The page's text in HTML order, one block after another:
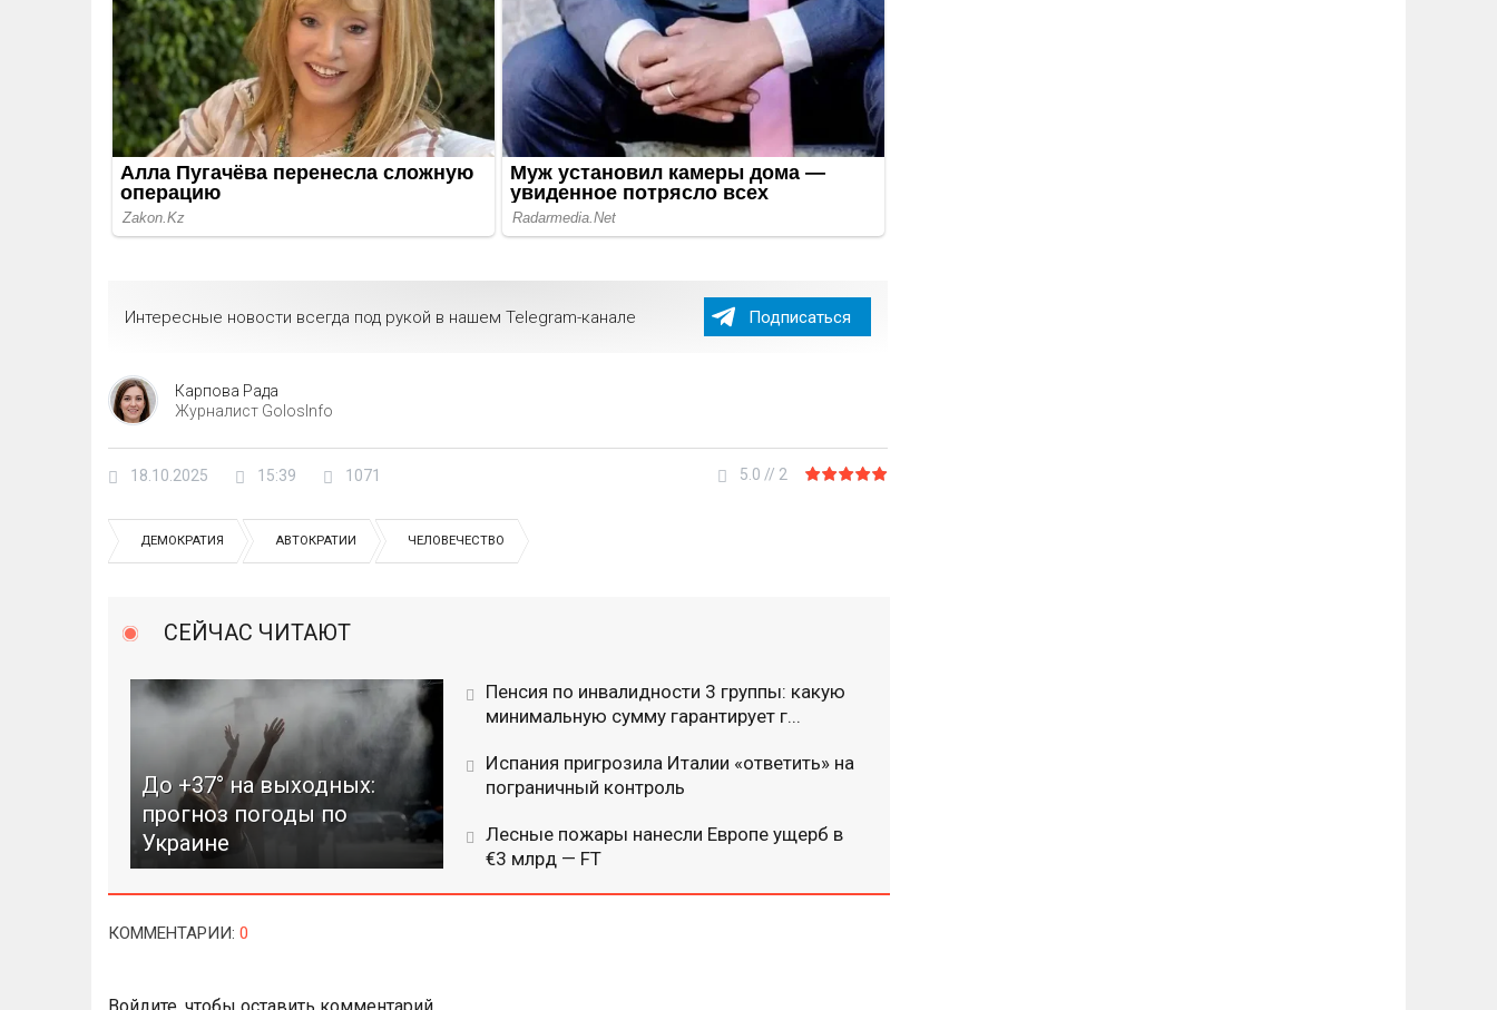
Интересные новости всегда под рукой в нашем Telegram-канале Подписаться
Карпова Рада
Журналист GolosInfo
18.10.2025 15:39 1071 5.0 // 2
ДЕМОКРАТИЯ АВТОКРАТИИ ЧЕЛОВЕЧЕСТВО
СЕЙЧАС ЧИТАЮТ
До +37° на выходных:
прогноз погоды по
Украине
Пенсия по инвалидности 3 группы: какую
минимальную сумму гарантирует г...
Испания пригрозила Италии «ответить» на
пограничный контроль
Лесные пожары нанесли Европе ущерб в
€3 млрд — FT
КОММЕНТАРИИ: 0